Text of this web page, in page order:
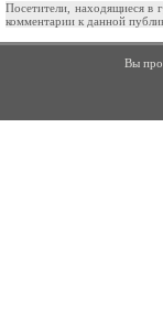
Посетители, находящиеся в
комментарии к данной
Вы